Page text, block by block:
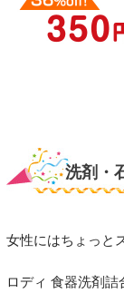
洗剤・
女性にはちょっと
ロディ 食器洗剤詰